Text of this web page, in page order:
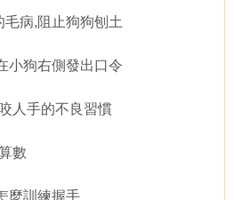
病,阻止狗狗刨土
小狗右側發出口令
人手的不良習慣
數
麼訓練握手